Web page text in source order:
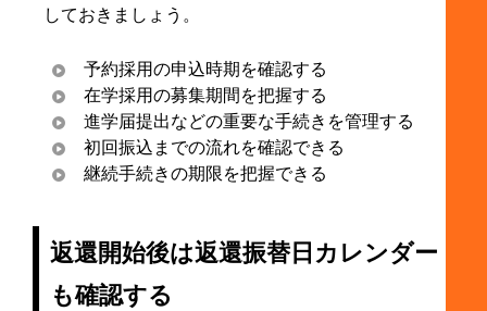
しておきましょう。
予約採用の申込時期を確認する
在学採用の募集期間を把握する
進学届提出などの重要な手続きを管理する
初回振込までの流れを確認できる
継続手続きの期限を把握できる
返還開始後は返還振替日カレンダー
も確認する